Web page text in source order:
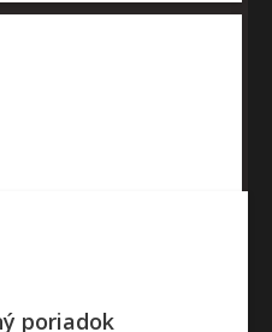
poriadok